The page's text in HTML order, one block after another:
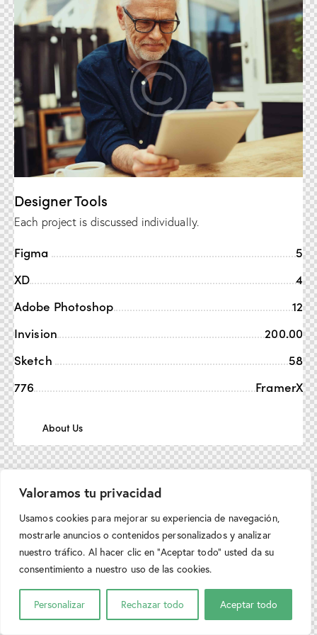
Valoramos tu privacidad
Usamos cookies para mejorar su experiencia de navegación,
mostrarle anuncios o contenidos personalizados y analizar
nuestro tráfico. Al hacer clic en “Aceptar todo” usted da su
consentimiento a nuestro uso de las cookies.
Personalizar Rechazar todo Aceptar todo
Designer Tools
Each project is discussed individually.
Figma
5
XD
4
Adobe Photoshop
12
Invision
200.00
Sketch
58
FramerX
776
About Us